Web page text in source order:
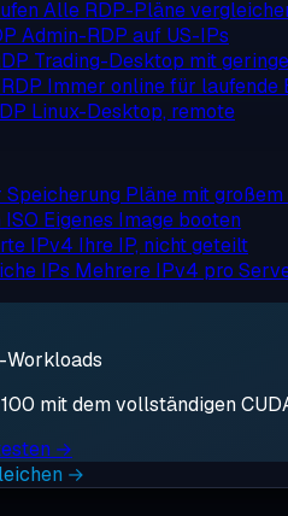
Alle RDP-Pläne
Admin-RDP auf US-IPs
Trading-Desktop mit
Immer online für laufende
Linux-Desktop, remote
Speicherung Pläne mit
Eigenes Image booten
IPv4 Ihre IP, nicht geteilt
IPs Mehrere IPv4 pro
Workloads
mit dem vollständigen
→
→